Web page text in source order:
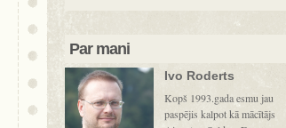
Par mani
Ivo Roderts
Kopš 1993.gada esmu jau
paspējis kalpot kā mācītājs